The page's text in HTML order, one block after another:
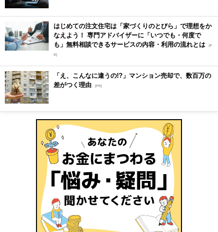
はじめての注文住宅は「家づくりのとびら」で理想をか
なえよう！ 専門アドバイザーに「いつでも・何度で
も」無料相談できるサービスの内容・利用の流れとは [P
R]
「え、こんなに違うの!?」マンション売却で、数百万の
差がつく理由 [PR]